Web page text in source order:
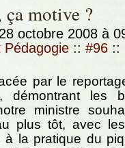
ça motive ?
octobre 2008 à
Pédagogie :: #96 ::
par le
démontrant les
ministre
plus tôt, avec
à la pratique du